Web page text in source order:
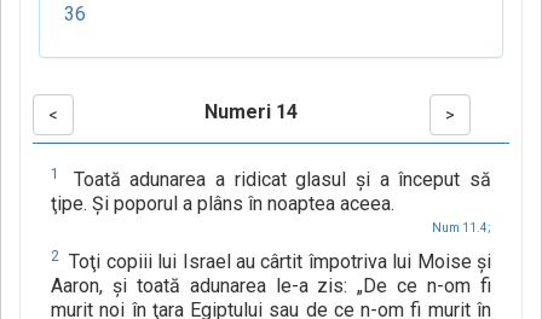
36
< Numeri 14 >
1
Toată adunarea a ridicat glasul şi a început să
ţipe. Şi poporul a plâns în noaptea aceea.
Num 11.4;
2 Toţi copiii lui Israel au cârtit împotriva lui Moise şi
Aaron, şi toată adunarea le-a zis: „De ce n-om fi
murit noi în ţara Egiptului sau de ce n-om fi murit în